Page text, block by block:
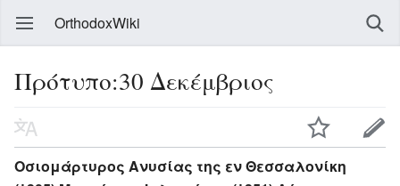
OrthodoxWiki
Πρότυπο:30 Δεκέμβριος
Οσιομάρτυρος Ανυσίας της εν Θεσσαλονίκη